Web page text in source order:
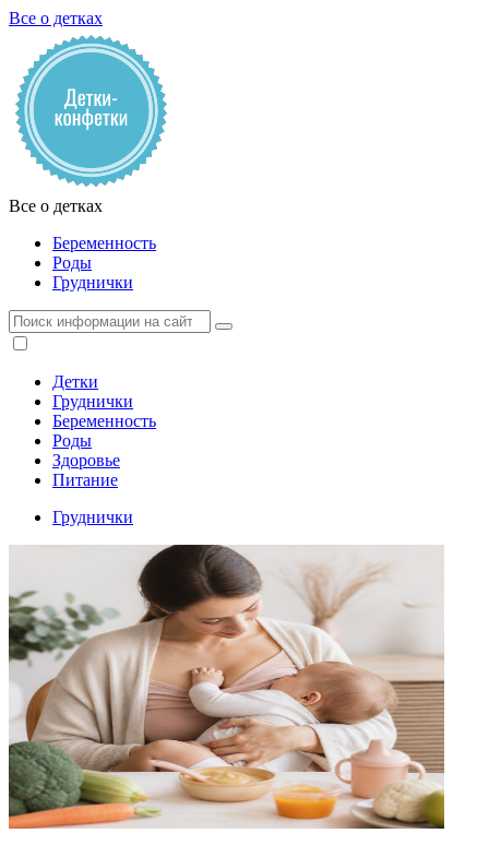
Все о детках
Все о детках
Беременность
Роды
Груднички
Детки
Груднички
Беременность
Роды
Здоровье
Питание
Груднички